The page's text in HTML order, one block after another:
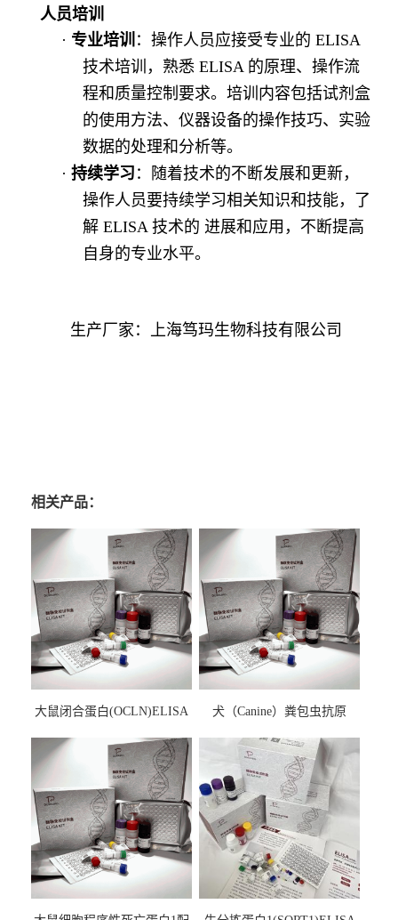
人员培训
· 专业培训 ：操作人员应接受专业的 ELISA
技术培训，熟悉 ELISA 的原理、操作流
程和质量控制要求。培训内容包括试剂盒
的使用方法、仪器设备的操作技巧、实验
数据的处理和分析等。
· 持续学习 ：随着技术的不断发展和更新，
操作人员要持续学习相关知识和技能，了
解 ELISA 技术的 进展和应用，不断提高
自身的专业水平。
生产厂家：上海笃玛生物科技有限公司
相关产品：
大鼠闭合蛋白(OCLN)ELISA
犬（Canine）粪包虫抗原